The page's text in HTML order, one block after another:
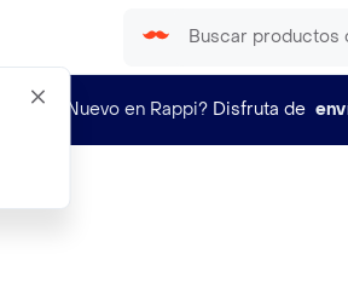
¿Nuevo en Rappi? Disfruta de